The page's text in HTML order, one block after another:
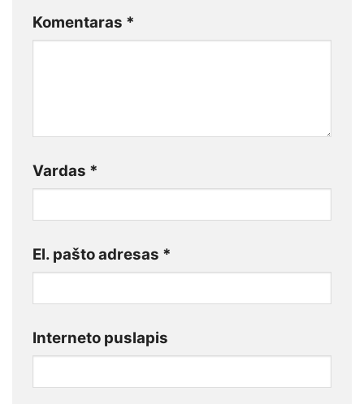
Komentaras *
Vardas *
El. pašto adresas *
Interneto puslapis